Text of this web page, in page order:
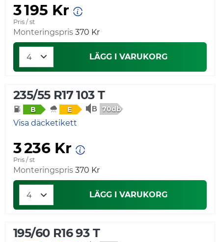
3 195 Kr
Pris / st
Monteringspris 370 Kr
LÄGG I VARUKORG
235/55 R17 103 T
B E 70db
Visa däcketikett
3 236 Kr
Pris / st
Monteringspris 370 Kr
LÄGG I VARUKORG
195/60 R16 93 T